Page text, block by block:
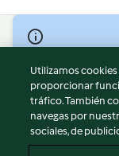
© Copyright 2026
Términos de uso
Política de privacidad
Aviso legal
Información legal
Utilizamos
proporcionar
tráfico. También
navegas por
sociales, de